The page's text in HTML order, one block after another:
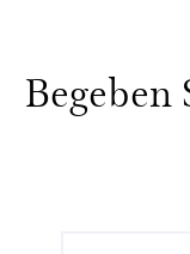
Begeben